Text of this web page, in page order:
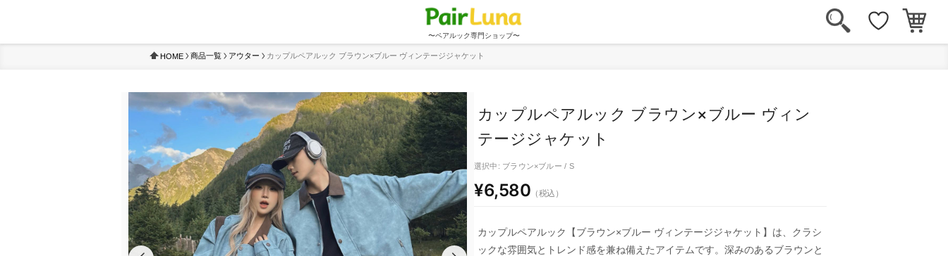
〜ペアルック専門ショップ〜
HOME 商品一覧 アウター カップルペアルック ブラウン×ブルー ヴィンテージジャケット
カップルペアルック ブラウン×ブルー ヴィン
テージジャケット
選択中: ブラウン×ブルー / S
¥6,580 （税込）
カップルペアルック【ブラウン×ブルー ヴィンテージジャケット】は、クラシ
ックな雰囲気とトレンド感を兼ね備えたアイテムです。深みのあるブラウンと